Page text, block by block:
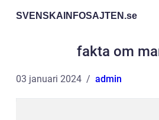
SVENSKAINFOSAJTEN.se
fakta om
03 januari 2024 admin